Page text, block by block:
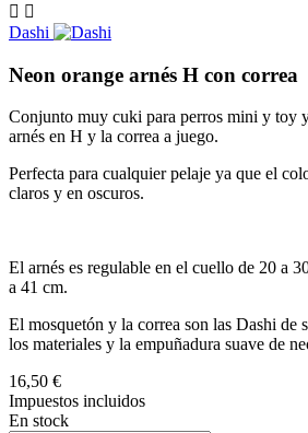
 
Dashi
Neon orange arnés H con correa
Conjunto muy cuki para perros mini y toy
arnés en H y la correa a juego.
Perfecta para cualquier pelaje ya que el
claros y en oscuros.
El arnés es regulable en el cuello de 20 a
a 41 cm.
El mosquetón y la correa son las Dashi de
los materiales y la empuñadura suave de
16,50 €
Impuestos incluidos
En stock